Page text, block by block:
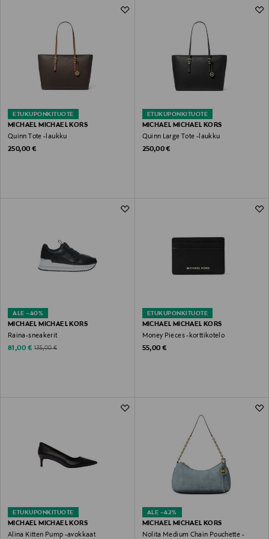
ETUKUPONKITUOTE
MICHAEL MICHAEL KORS
Quinn Tote -laukku
Original Price
250,00 €
ETUKUPONKITUOTE
MICHAEL MICHAEL KORS
Quinn Large Tote -laukku
Original Price
250,00 €
ALE –40%
MICHAEL MICHAEL KORS
Raina-sneakerit
Discounted Price
81,00 € Original Price
135,00 €
ETUKUPONKITUOTE
MICHAEL MICHAEL KORS
Money Pieces -korttikotelo
Original Price
55,00 €
ETUKUPONKITUOTE
MICHAEL MICHAEL KORS
Alina Kitten Pump -avokkaat
ALE –42%
MICHAEL MICHAEL KORS
Nolita Medium Chain Pouchette -